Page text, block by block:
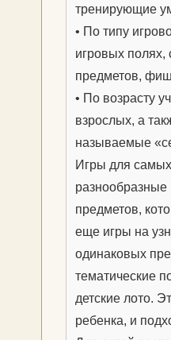
тренирующие
• По типу
игровых
предметов,
• По возрасту
взрослых, а
называемые
Игры для
разнообразные
предметов,
еще игры на
одинаковых
тематические
детские лото.
ребенка, и